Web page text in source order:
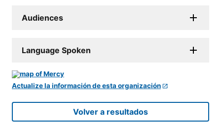
Audiences
Language Spoken
Actualize la información de esta organización
Volver a resultados